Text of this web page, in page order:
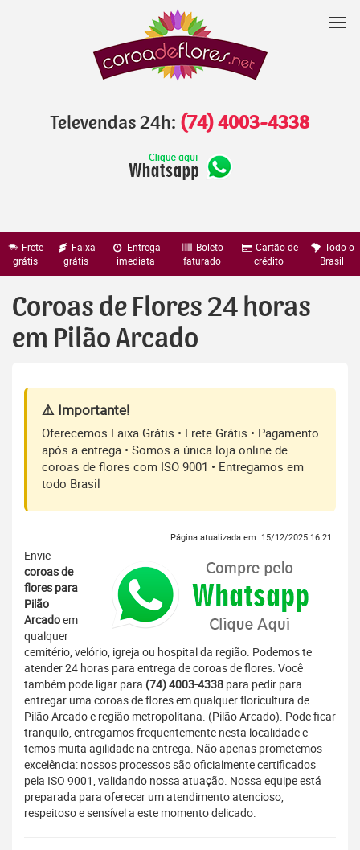
Televendas 24h: (74) 4003-4338
Frete
grátis
Faixa
grátis
Entrega
imediata
Boleto
faturado
Cartão de
crédito
Todo o
Brasil
Coroas de Flores 24 horas
em Pilão Arcado
⚠️ Importante!
Oferecemos Faixa Grátis • Frete Grátis • Pagamento
após a entrega • Somos a única loja online de
coroas de flores com ISO 9001 • Entregamos em
todo Brasil
Página atualizada em: 15/12/2025 16:21
Envie
coroas de
flores para
Pilão
Arcadoem
qualquer
cemitério, velório, igreja ou hospital da região. Podemos te
atender 24 horas para entrega de coroas de flores. Você
também pode ligar para (74) 4003-4338 para pedir para
entregar uma coroas de flores em qualquer floricultura de
Pilão Arcado e região metropolitana. (Pilão Arcado). Pode ficar
tranquilo, entregamos frequentemente nesta localidade e
temos muita agilidade na entrega. Não apenas prometemos
excelência: nossos processos são oficialmente certificados
pela ISO 9001, validando nossa atuação. Nossa equipe está
preparada para oferecer um atendimento atencioso,
respeitoso e sensível a este momento delicado.